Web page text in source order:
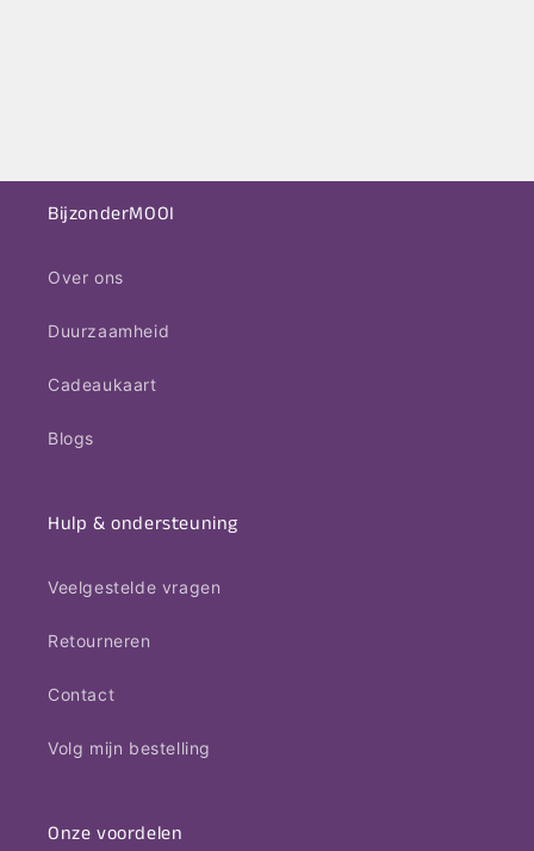
BijzonderMOOI
Over ons
Duurzaamheid
Cadeaukaart
Blogs
Hulp & ondersteuning
Veelgestelde vragen
Retourneren
Contact
Volg mijn bestelling
Onze voordelen